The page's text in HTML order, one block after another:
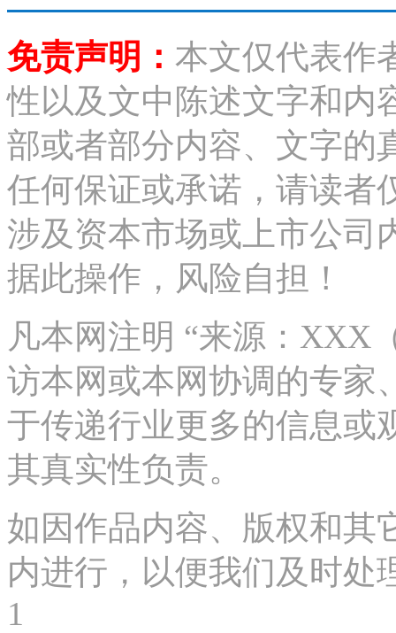
免责声明： 本文仅代表作
性以及文中陈述文字和内
部或者部分内容、文字的
任何保证或承诺，请读者
涉及资本市场或上市公司
据此操作，风险自担！
凡本网注明 “来源：XXX
访本网或本网协调的专家
于传递行业更多的信息或
其真实性负责。
如因作品内容、版权和其
内进行，以便我们及时处
1